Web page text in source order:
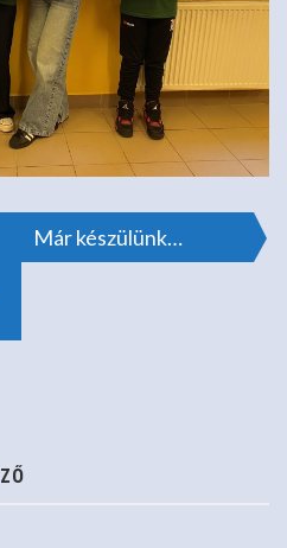
Már készülünk…